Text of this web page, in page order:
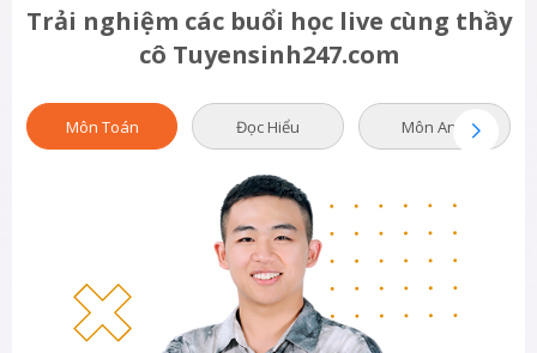
Trải nghiệm các buổi học live cùng thầy
cô Tuyensinh247.com
Môn Toán Đọc Hiểu Môn Anh